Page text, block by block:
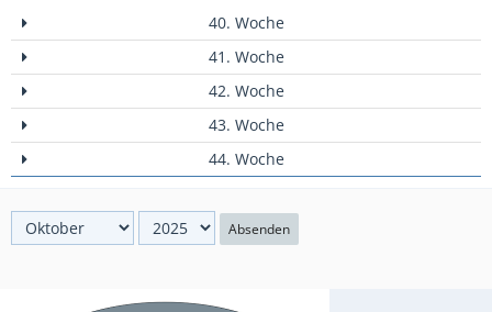
40. Woche
41. Woche
42. Woche
43. Woche
44. Woche
Absenden